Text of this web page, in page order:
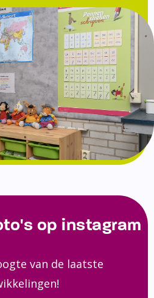
op instagram
van de laatste